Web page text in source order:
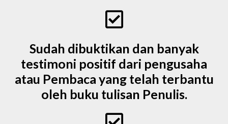
Sudah dibuktikan dan banyak
testimoni positif dari pengusaha
atau Pembaca yang telah terbantu
oleh buku tulisan Penulis.